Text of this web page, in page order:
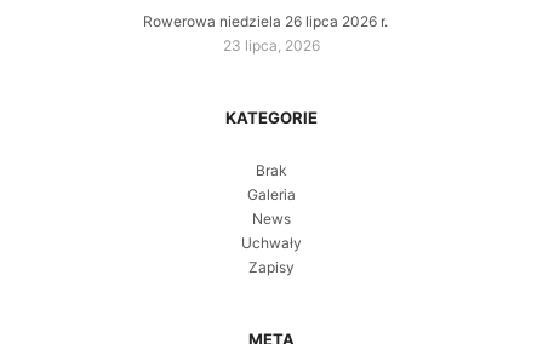
Rowerowa niedziela 26 lipca 2026 r.
23 lipca, 2026
KATEGORIE
Brak
Galeria
News
Uchwały
Zapisy
META